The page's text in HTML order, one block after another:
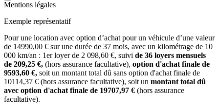
Mentions légales
Exemple représentatif
Pour une location avec option d’achat pour un véhicule d’une valeur
de 14990,00 € sur une durée de 37 mois, avec un kilométrage de 10
000 km/an : 1er loyer de 2 098,60 €, suivi de 36 loyers mensuels
de 209,25 €, (hors assurance facultative), option d'achat finale de
9593,60 €, soit un montant total dû sans option d'achat finale de
10114,37 € (hors assurance facultative), soit un montant total dû
avec option d'achat finale de 19707,97 € (hors assurance
facultative).